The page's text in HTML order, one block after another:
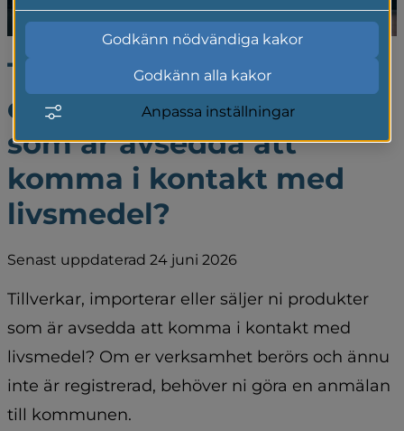
Tillverkar, importerar
eller säljer du produkter
som är avsedda att
komma i kontakt med
livsmedel?
Senast uppdaterad 24 juni 2026
Tillverkar, importerar eller säljer ni produkter
som är avsedda att komma i kontakt med
livsmedel? Om er verksamhet berörs och ännu
inte är registrerad, behöver ni göra en anmälan
till kommunen.
Godkänn nödvändiga kakor
Godkänn alla kakor
Anpassa inställningar